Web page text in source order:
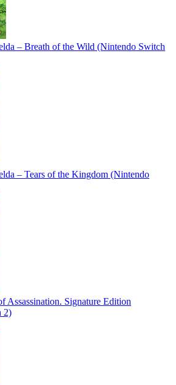
– Breath of the Wild (Nintendo Switch
– Tears of the Kingdom (Nintendo
Assassination. Signature Edition
2)